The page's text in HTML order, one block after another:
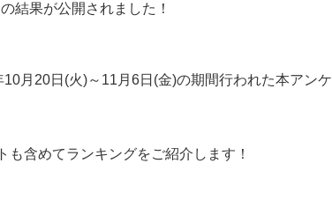
結果が公開されました！
月20日(火)～11月6日(金)の期間行われた本アンケ
含めてランキングをご紹介します！